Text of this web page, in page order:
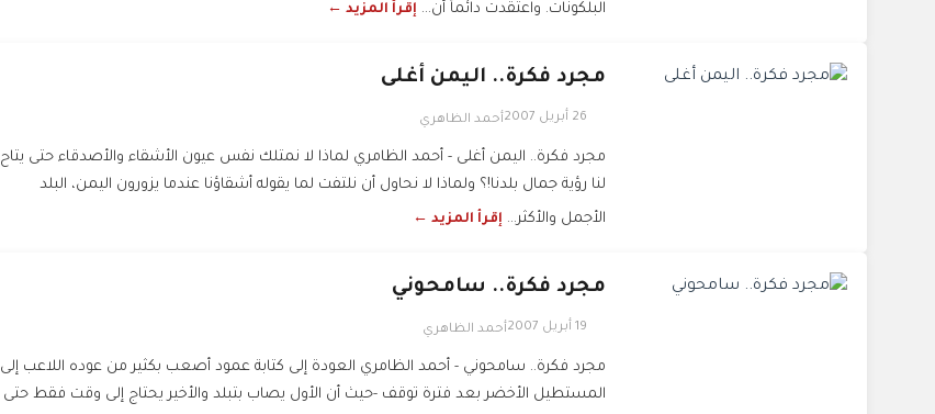
البلكونات. واعتقدت دائماً أن... إقرأ المزيد ←
مجرد فكرة.. اليمن أغلى
26 أبريل 2007 أحمد الظاهري
مجرد فكرة.. اليمن أغلى - أحمد الظامري لماذا لا نمتلك نفس عيون الأشقاء والأصدقاء حتى يتاح
لنا رؤية جمال بلدنا!؟ ولماذا لا نحاول أن نلتفت لما يقوله أشقاؤنا عندما يزورون اليمن، البلد
الأجمل والأكثر... إقرأ المزيد ←
مجرد فكرة.. سامحوني
19 أبريل 2007 أحمد الظاهري
مجرد فكرة.. سامحوني - أحمد الظامري العودة إلى كتابة عمود أصعب بكثير من عوده اللاعب إلى
المستطيل الأخضر بعد فترة توقف -حيث أن الأول يصاب بتبلد والأخير يحتاج إلى وقت فقط حتى